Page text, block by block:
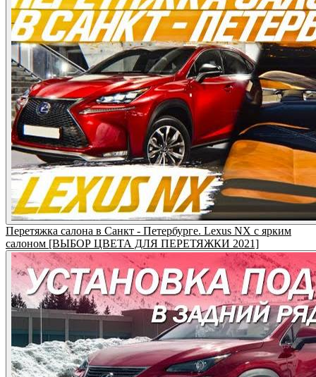
Перетяжка салона в Санкт - Петербурге. Lexus NX с ярким
салоном [ВЫБОР ЦВЕТА ДЛЯ ПЕРЕТЯЖКИ 2021]